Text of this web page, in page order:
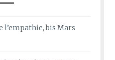
l’empathie, bis Mars